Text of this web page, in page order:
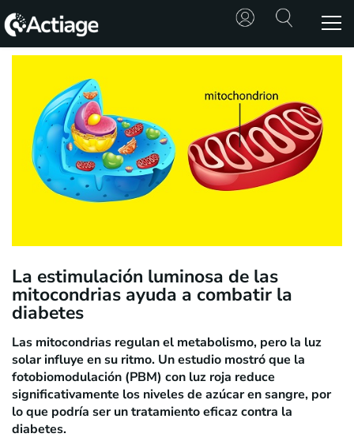
TRATAMIENTOS
CONSULTA
CONOCE
RECURSOS
La estimulación luminosa de las
mitocondrias ayuda a combatir la
diabetes
Las mitocondrias regulan el metabolismo, pero la luz
solar influye en su ritmo. Un estudio mostró que la
fotobiomodulación (PBM) con luz roja reduce
significativamente los niveles de azúcar en sangre, por
lo que podría ser un tratamiento eficaz contra la
diabetes.